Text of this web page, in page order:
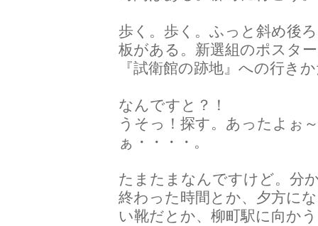
歩く。歩く。ふっと斜め後
板がある。新選組のポスタ
『試衛館の跡地』への行き
なんですと？！
うそっ！探す。あったよぉ
ぁ・・・・。
たまたまなんですけど。分
終わった時間とか、夕方に
い靴だとか、柳町駅に向か